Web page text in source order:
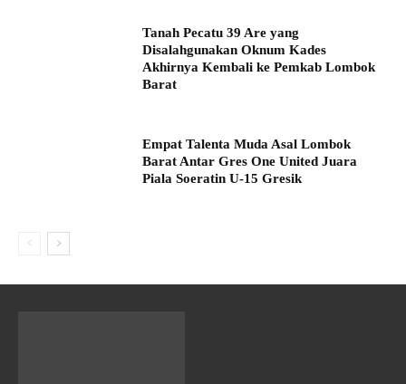
Tanah Pecatu 39 Are yang
Disalahgunakan Oknum Kades
Akhirnya Kembali ke Pemkab Lombok
Barat
Empat Talenta Muda Asal Lombok
Barat Antar Gres One United Juara
Piala Soeratin U-15 Gresik